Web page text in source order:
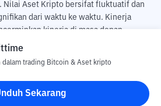
Nilai Aset Kripto bersifat fluktuatif dan
dari waktu ke waktu. Kinerja
kinerja di masa depan.
sebagai dampak dari membeli dan
Digital Indonesia (Bittime) tidak
perubahan fluktuasi dari nilai tukar Aset
dalam trading Bitcoin & Aset kripto
Sekarang